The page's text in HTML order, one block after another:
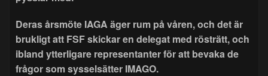
Deras årsmöte IAGA äger rum på våren, och det är
brukligt att FSF skickar en delegat med rösträtt, och
ibland ytterligare representanter för att bevaka de
frågor som sysselsätter IMAGO.